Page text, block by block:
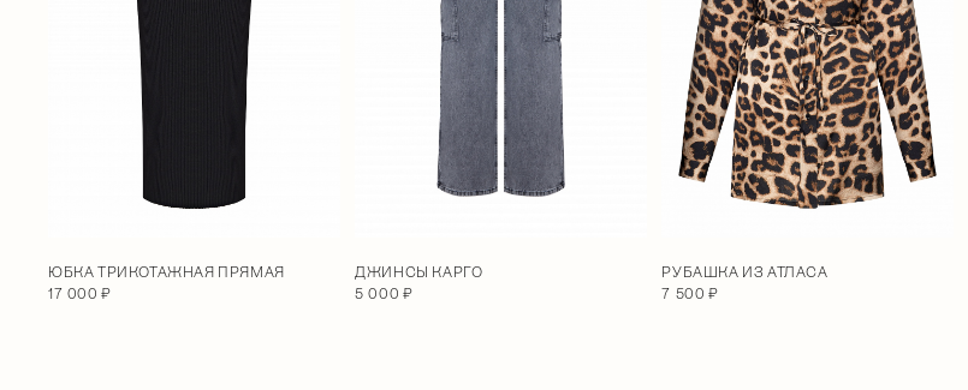
ЮБКА ТРИКОТАЖНАЯ ПРЯМАЯ
17 000 ₽
ДЖИНСЫ КАРГО
5 000 ₽
РУБАШКА ИЗ АТЛАСА
7 500 ₽